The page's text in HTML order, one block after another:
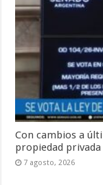
Con cambios a
propiedad privada
7 agosto, 2026